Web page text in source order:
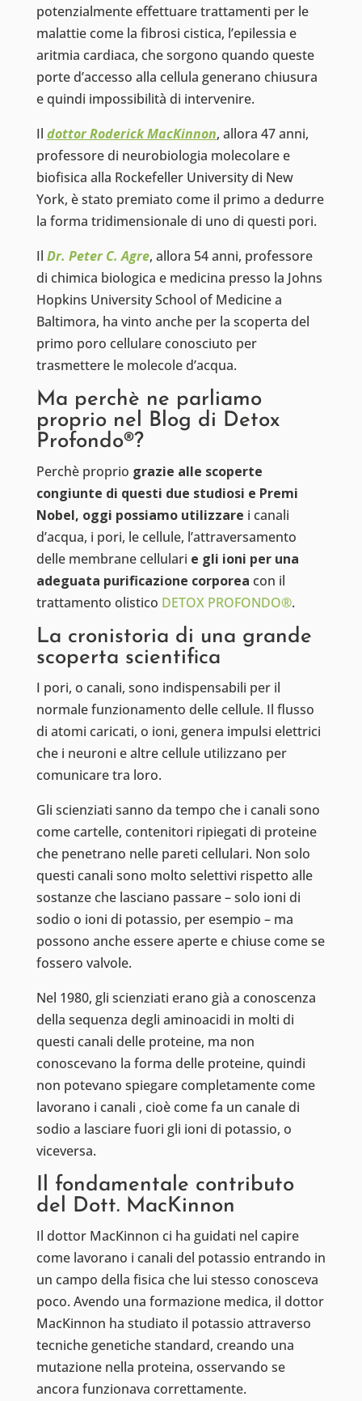
potenzialmente effettuare trattamenti per le
malattie come la fibrosi cistica, l’epilessia e
aritmia cardiaca, che sorgono quando queste
porte d’accesso alla cellula generano chiusura
e quindi impossibilità di intervenire.
Il dottor Roderick MacKinnon, allora 47 anni,
professore di neurobiologia molecolare e
biofisica alla Rockefeller University di New
York, è stato premiato come il primo a dedurre
la forma tridimensionale di uno di questi pori.
Il Dr. Peter C. Agre, allora 54 anni, professore
di chimica biologica e medicina presso la Johns
Hopkins University School of Medicine a
Baltimora, ha vinto anche per la scoperta del
primo poro cellulare conosciuto per
trasmettere le molecole d’acqua.
Ma perchè ne parliamo
proprio nel Blog di Detox
Profondo®?
Perchè proprio grazie alle scoperte
congiunte di questi due studiosi e Premi
Nobel, oggi possiamo utilizzare i canali
d’acqua, i pori, le cellule, l’attraversamento
delle membrane cellulari e gli ioni per una
adeguata purificazione corporea con il
trattamento olistico DETOX PROFONDO®.
La cronistoria di una grande
scoperta scientifica
I pori, o canali, sono indispensabili per il
normale funzionamento delle cellule. Il flusso
di atomi caricati, o ioni, genera impulsi elettrici
che i neuroni e altre cellule utilizzano per
comunicare tra loro.
Gli scienziati sanno da tempo che i canali sono
come cartelle, contenitori ripiegati di proteine
che penetrano nelle pareti cellulari. Non solo
questi canali sono molto selettivi rispetto alle
sostanze che lasciano passare – solo ioni di
sodio o ioni di potassio, per esempio – ma
possono anche essere aperte e chiuse come se
fossero valvole.
Nel 1980, gli scienziati erano già a conoscenza
della sequenza degli aminoacidi in molti di
questi canali delle proteine, ma non
conoscevano la forma delle proteine, quindi
non potevano spiegare completamente come
lavorano i canali , cioè come fa un canale di
sodio a lasciare fuori gli ioni di potassio, o
viceversa.
Il fondamentale contributo
del Dott. MacKinnon
Il dottor MacKinnon ci ha guidati nel capire
come lavorano i canali del potassio entrando in
un campo della fisica che lui stesso conosceva
poco. Avendo una formazione medica, il dottor
MacKinnon ha studiato il potassio attraverso
tecniche genetiche standard, creando una
mutazione nella proteina, osservando se
ancora funzionava correttamente.